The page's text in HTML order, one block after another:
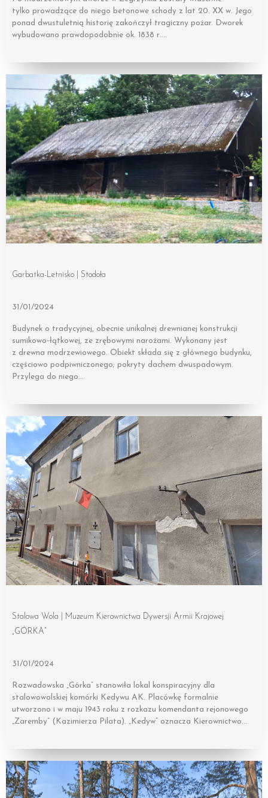
tylko prowadzące do niego betonowe schody z lat 20. XX w. Jego
ponad dwustuletnią historię zakończył tragiczny pożar. Dworek
wybudowano prawdopodobnie ok. 1838 r….
Garbatka-Letnisko | Stodoła
31/01/2024
Budynek o tradycyjnej, obecnie unikalnej drewnianej konstrukcji
sumikowo-łątkowej, ze zrębowymi narożami. Wykonany jest
z drewna modrzewiowego. Obiekt składa się z głównego budynku,
częściowo podpiwniczonego; pokryty dachem dwuspadowym.
Przylega do niego…
Stalowa Wola | Muzeum Kierownictwa Dywersji Armii Krajowej
„GÓRKA”
31/01/2024
Rozwadowska „Górka” stanowiła lokal konspiracyjny dla
stalowowolskiej komórki Kedywu AK. Placówkę formalnie
utworzono i w maju 1943 roku z rozkazu komendanta rejonowego
„Zaremby” (Kazimierza Pilata). „Kedyw” oznacza Kierownictwo…